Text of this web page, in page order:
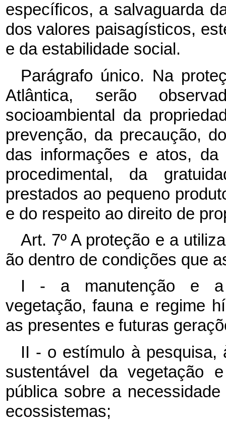
específicos, a salvaguarda
dos valores paisagísticos,
e da estabilidade social.
Parágrafo único. Na
Atlântica, serão
socioambiental da
prevenção, da precaução,
das informações e atos, da
procedimental, da
prestados ao pequeno
e do respeito ao direito de
Art. 7º A proteção e a
ão dentro de condições que
I - a manutenção e a
vegetação, fauna e regime
as presentes e futuras
II - o estímulo à pesquisa,
sustentável da vegetação
pública sobre a
ecossistemas;